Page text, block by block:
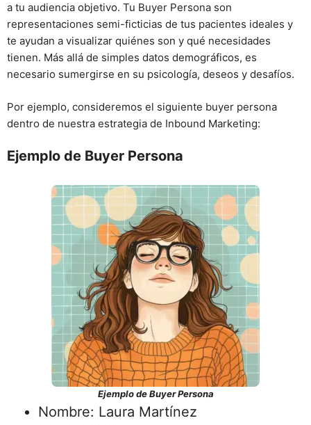
a tu audiencia objetivo. Tu Buyer Persona son
representaciones semi-ficticias de tus pacientes ideales y
te ayudan a visualizar quiénes son y qué necesidades
tienen. Más allá de simples datos demográficos, es
necesario sumergirse en su psicología, deseos y desafíos.
Por ejemplo, consideremos el siguiente buyer persona
dentro de nuestra estrategia de Inbound Marketing:
Ejemplo de Buyer Persona
Ejemplo de Buyer Persona
Nombre: Laura Martínez